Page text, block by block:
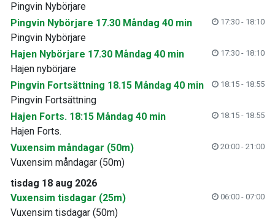
Pingvin Nybörjare
Pingvin Nybörjare 17.30 Måndag 40 min
17:30 - 18:10
Pingvin Nybörjare
Hajen Nybörjare 17.30 Måndag 40 min
17:30 - 18:10
Hajen nybörjare
Pingvin Fortsättning 18.15 Måndag 40 min
18:15 - 18:55
Pingvin Fortsättning
Hajen Forts. 18:15 Måndag 40 min
18:15 - 18:55
Hajen Forts.
Vuxensim måndagar (50m)
20:00 - 21:00
Vuxensim måndagar (50m)
tisdag 18 aug 2026
Vuxensim tisdagar (25m)
06:00 - 07:00
Vuxensim tisdagar (50m)